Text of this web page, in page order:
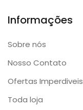
Informações
Sobre nós
Nosso Contato
Ofertas Imperdiveis
Toda loja